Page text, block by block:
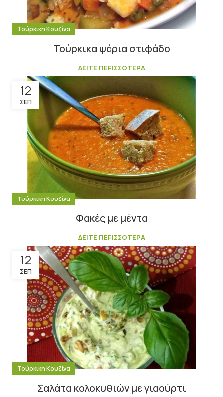
Τούρκικη Κουζίνα
Τούρκικα ψάρια στιφάδο
ΔΕΙΤΕ ΠΕΡΙΣΣΟΤΕΡΑ
12
ΣΕΠ
Τούρκικη Κουζίνα
Φακές με μέντα
ΔΕΙΤΕ ΠΕΡΙΣΣΟΤΕΡΑ
12
ΣΕΠ
Τούρκικη Κουζίνα
Σαλάτα κολοκυθιών με γιαούρτι